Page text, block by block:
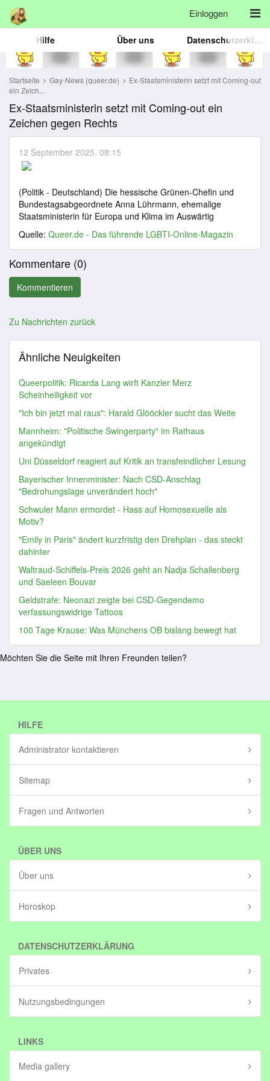
Einloggen
Hilfe Über uns Datenschutzerklärung
Startseite Gay-News (queer.de)
Ex-Staatsministerin setzt mit Coming-out
ein Zeich...
Ex-Staatsministerin setzt mit Coming-out ein
Zeichen gegen Rechts
12 September 2025, 08:15
(Politik - Deutschland) Die hessische Grünen-Chefin und
Bundestagsabgeordnete Anna Lührmann, ehemalige
Staatsministerin für Europa und Klima im Auswärtig
Quelle: Queer.de - Das führende LGBTI-Online-Magazin
Kommentare (0)
Zu Nachrichten zurück
Ähnliche Neuigkeiten
Queerpolitik: Ricarda Lang wirft Kanzler Merz
Scheinheiligkeit vor
"Ich bin jetzt mal raus": Harald Glööckler sucht das Weite
Mannheim: "Politische Swingerparty" im Rathaus
angekündigt
Uni Düsseldorf reagiert auf Kritik an transfeindlicher Lesung
Bayerischer Innenminister: Nach CSD-Anschlag
"Bedrohungslage unverändert hoch"
Schwuler Mann ermordet - Hass auf Homosexuelle als
Motiv?
"Emily in Paris" ändert kurzfristig den Drehplan - das steckt
dahinter
Waltraud-Schiffels-Preis 2026 geht an Nadja Schallenberg
und Saeleen Bouvar
Geldstrafe: Neonazi zeigte bei CSD-Gegendemo
verfassungswidrige Tattoos
100 Tage Krause: Was Münchens OB bislang bewegt hat
Möchten Sie die Seite mit Ihren Freunden teilen?
HILFE
Administrator kontaktieren
Sitemap
Fragen und Antworten
ÜBER UNS
Über uns
Horoskop
DATENSCHUTZERKLÄRUNG
Privates
Nutzungsbedingungen
LINKS
Media gallery